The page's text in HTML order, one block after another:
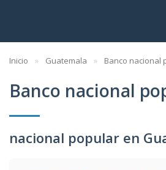
Inicio Guatemala Banco nacional
Banco nacional
nacional popular en